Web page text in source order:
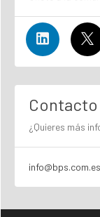
Contacto
¿Quieres más
info@bps.com.es